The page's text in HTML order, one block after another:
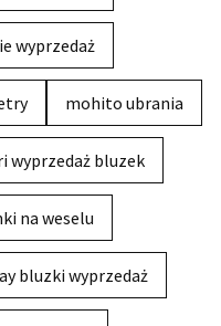
wyprzedaż
mohito ubrania
wyprzedaż bluzek
na weselu
bluzki wyprzedaż